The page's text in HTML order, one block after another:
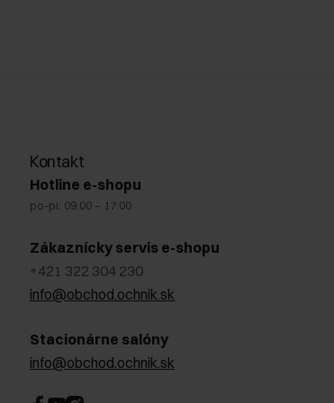
Kontakt
Hotline e-shopu
po-pi: 09:00 – 17:00
Zákaznícky servis e-shopu
+421 322 304 230
info@obchod.ochnik.sk
Stacionárne salóny
info@obchod.ochnik.sk